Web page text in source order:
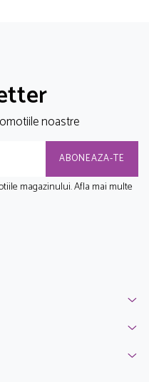
noastre
magazinului. Afla mai multe